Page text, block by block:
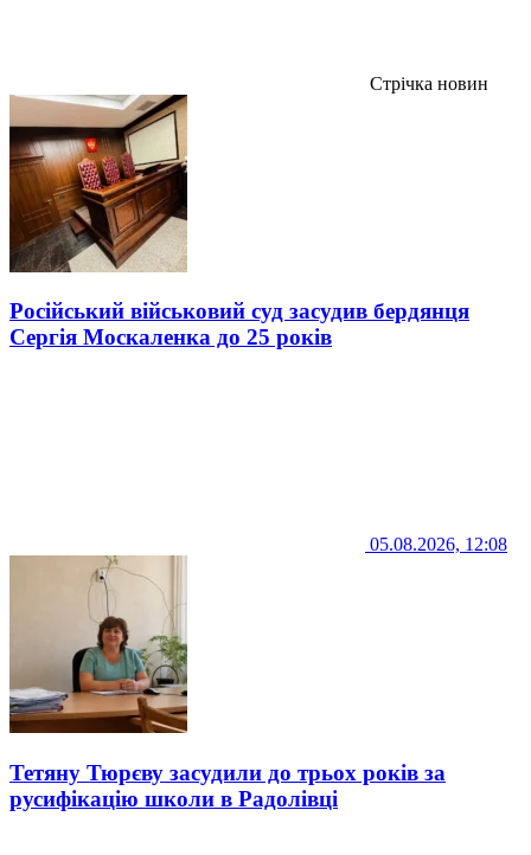
Стрічка новин
Російський військовий суд засудив бердянця
Сергія Москаленка до 25 років
05.08.2026, 12:08
Тетяну Тюрєву засудили до трьох років за
русифікацію школи в Радолівці